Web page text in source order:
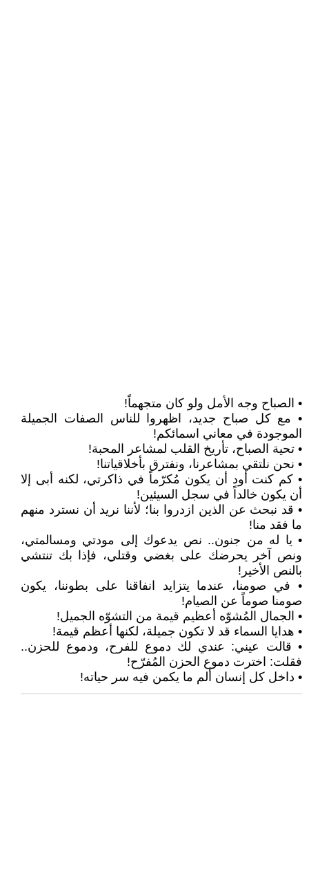
• الصباح وجه الأمل ولو كان متجهماً!
• مع كل صباح جديد، اظهروا للناس الصفات الجميلة
الموجودة في معاني اسمائكم!
• تحية الصباح، تأريخ القلب لمشاعر المحبة!
• نحن نلتقي بمشاعرنا، ونفترق بأخلاقياتنا!
• كم كنت أود أن يكون مُكرّماً في ذاكرتي، لكنه أبى إلا
أن يكون خالداً في سجل السيئين!
• قد نبحث عن الذين ازدروا بنا؛ لأننا نريد أن نسترد منهم
ما فقد منا!
• يا له من جنون.. نص يدعوك إلى مودتي ومسالمتي،
ونص آخر يحرضك على بغضي وقتلي، فإذا بك تنتشي
بالنص الأخير!
• في صومنا، عندما يتزايد انفاقنا على بطوننا، يكون
صومنا صوماً عن الصيام!
• الجمال المُشوّه أعظيم قيمة من التشوّه الجميل!
• هدايا السماء قد لا تكون جميلة، لكنها أعظم قيمة!
• قالت عيني: عندي لك دموع للفرح، ودموع للحزن..
فقلت: اخترت دموع الحزن المُفرّح!
• داخل كل إنسان ألم ما يكمن فيه سر حياته!